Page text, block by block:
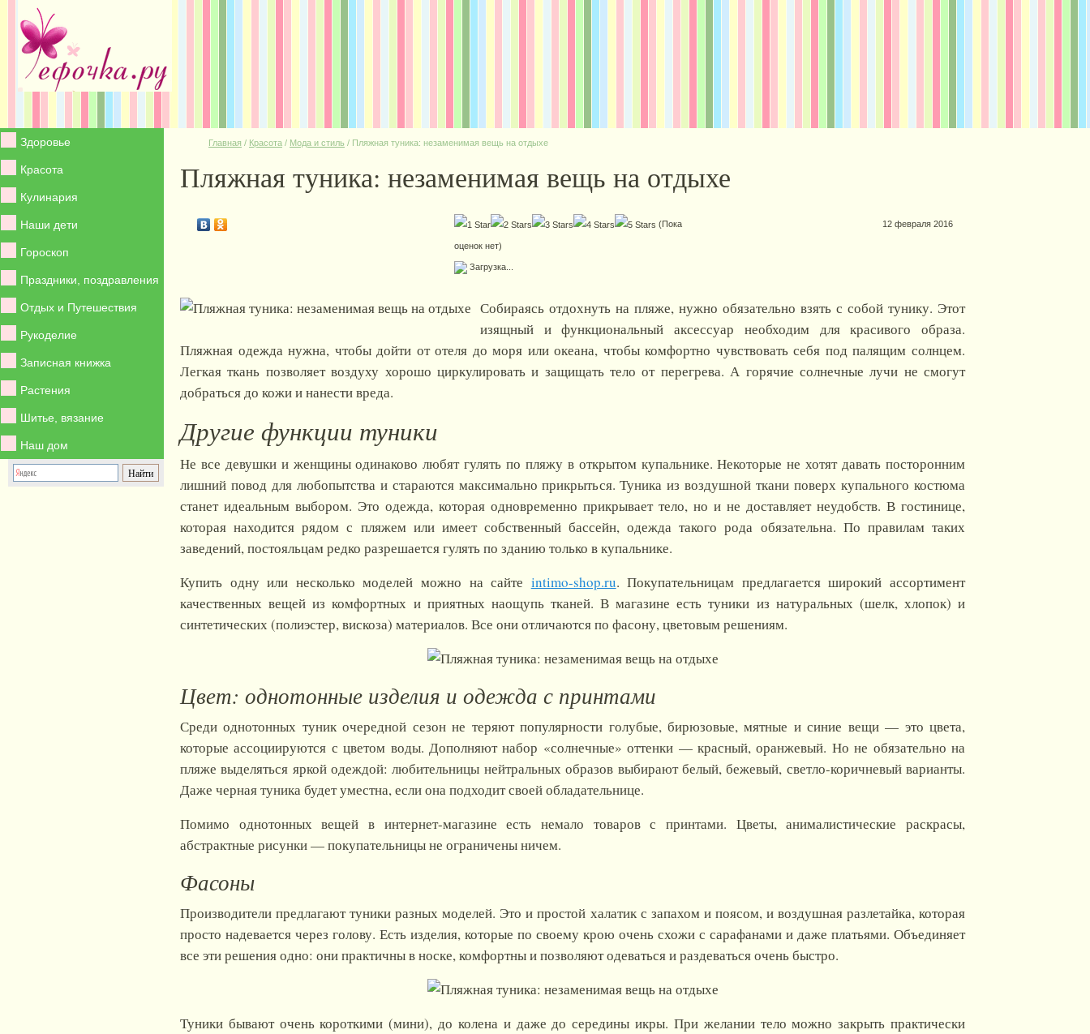
Здоровье
Красота
Кулинария
Наши дети
Гороскоп
Праздники, поздравления
Отдых и Путешествия
Рукоделие
Записная книжка
Растения
Шитье, вязание
Наш дом
Главная / Красота / Мода и стиль / Пляжная туника: незаменимая вещь на отдыхе
Пляжная туника: незаменимая вещь на отдыхе
(Пока
оценок нет)
Загрузка...
12 февраля 2016
Собираясь отдохнуть на пляже, нужно обязательно взять с собой тунику. Этот
изящный и функциональный аксессуар необходим для красивого образа.
Пляжная одежда нужна, чтобы дойти от отеля до моря или океана, чтобы комфортно чувствовать себя под палящим солнцем.
Легкая ткань позволяет воздуху хорошо циркулировать и защищать тело от перегрева. А горячие солнечные лучи не смогут
добраться до кожи и нанести вреда.
Другие функции туники
Не все девушки и женщины одинаково любят гулять по пляжу в открытом купальнике. Некоторые не хотят давать посторонним
лишний повод для любопытства и стараются максимально прикрыться. Туника из воздушной ткани поверх купального костюма
станет идеальным выбором. Это одежда, которая одновременно прикрывает тело, но и не доставляет неудобств. В гостинице,
которая находится рядом с пляжем или имеет собственный бассейн, одежда такого рода обязательна. По правилам таких
заведений, постояльцам редко разрешается гулять по зданию только в купальнике.
Купить одну или несколько моделей можно на сайте intimo-shop.ru. Покупательницам предлагается широкий ассортимент
качественных вещей из комфортных и приятных наощупь тканей. В магазине есть туники из натуральных (шелк, хлопок) и
синтетических (полиэстер, вискоза) материалов. Все они отличаются по фасону, цветовым решениям.
Цвет: однотонные изделия и одежда с принтами
Среди однотонных туник очередной сезон не теряют популярности голубые, бирюзовые, мятные и синие вещи — это цвета,
которые ассоциируются с цветом воды. Дополняют набор «солнечные» оттенки — красный, оранжевый. Но не обязательно на
пляже выделяться яркой одеждой: любительницы нейтральных образов выбирают белый, бежевый, светло-коричневый варианты.
Даже черная туника будет уместна, если она подходит своей обладательнице.
Помимо однотонных вещей в интернет-магазине есть немало товаров с принтами. Цветы, анималистические раскрасы,
абстрактные рисунки — покупательницы не ограничены ничем.
Фасоны
Производители предлагают туники разных моделей. Это и простой халатик с запахом и поясом, и воздушная разлетайка, которая
просто надевается через голову. Есть изделия, которые по своему крою очень схожи с сарафанами и даже платьями. Объединяет
все эти решения одно: они практичны в носке, комфортны и позволяют одеваться и раздеваться очень быстро.
Туники бывают очень короткими (мини), до колена и даже до середины икры. При желании тело можно закрыть практически